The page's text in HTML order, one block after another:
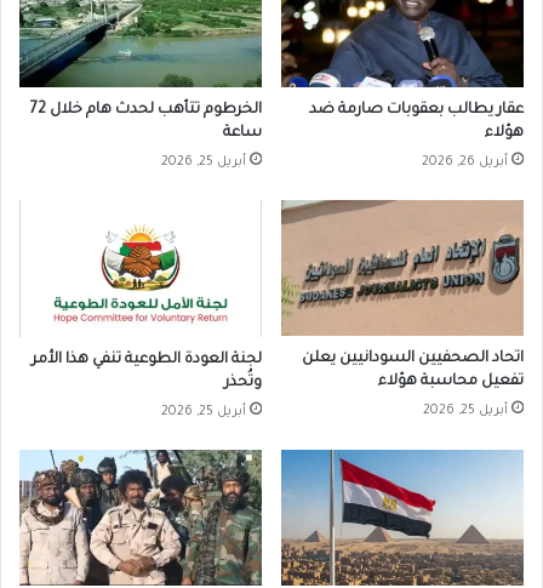
عقار يطالب بعقوبات صارمة ضد
هؤلاء
أبريل 26, 2026
الخرطوم تتأهب لحدث هام خلال 72
ساعة
أبريل 25, 2026
اتحاد الصحفيين السودانيين يعلن
تفعيل محاسبة هؤلاء
أبريل 25, 2026
لجنة العودة الطوعية تنفي هذا الأمر
وتُحذر
أبريل 25, 2026